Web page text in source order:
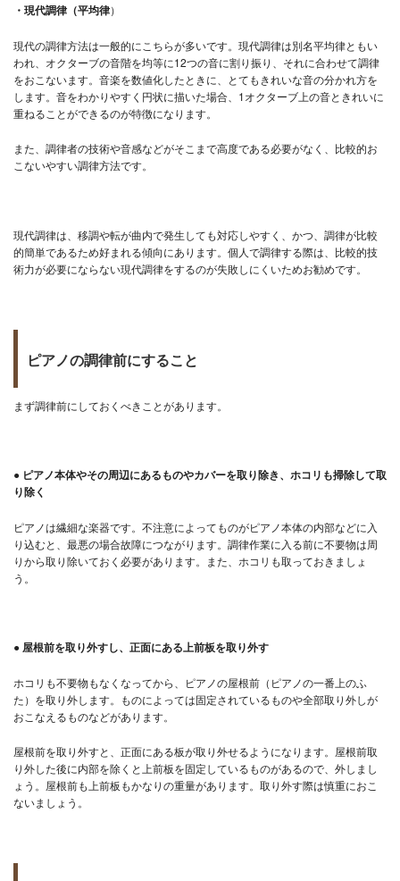
・現代調律（平均律）
現代の調律方法は一般的にこちらが多いです。現代調律は別名平均律ともい
われ、オクターブの音階を均等に12つの音に割り振り、それに合わせて調律
をおこないます。音楽を数値化したときに、とてもきれいな音の分かれ方を
します。音をわかりやすく円状に描いた場合、1オクターブ上の音ときれいに
重ねることができるのが特徴になります。
また、調律者の技術や音感などがそこまで高度である必要がなく、比較的お
こないやすい調律方法です。
現代調律は、移調や転が曲内で発生しても対応しやすく、かつ、調律が比較
的簡単であるため好まれる傾向にあります。個人で調律する際は、比較的技
術力が必要にならない現代調律をするのが失敗しにくいためお勧めです。
ピアノの調律前にすること
まず調律前にしておくべきことがあります。
● ピアノ本体やその周辺にあるものやカバーを取り除き、ホコリも掃除して取
り除く
ピアノは繊細な楽器です。不注意によってものがピアノ本体の内部などに入
り込むと、最悪の場合故障につながります。調律作業に入る前に不要物は周
りから取り除いておく必要があります。また、ホコリも取っておきましょ
う。
● 屋根前を取り外すし、正面にある上前板を取り外す
ホコリも不要物もなくなってから、ピアノの屋根前（ピアノの一番上のふ
た）を取り外します。ものによっては固定されているものや全部取り外しが
おこなえるものなどがあります。
屋根前を取り外すと、正面にある板が取り外せるようになります。屋根前取
り外した後に内部を除くと上前板を固定しているものがあるので、外しまし
ょう。屋根前も上前板もかなりの重量があります。取り外す際は慎重におこ
ないましょう。